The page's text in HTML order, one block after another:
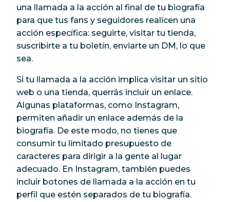
una llamada a la acción al final de tu biografía
para que tus fans y seguidores realicen una
acción específica: seguirte, visitar tu tienda,
suscribirte a tu boletín, enviarte un DM, lo que
sea.
Si tu llamada a la acción implica visitar un sitio
web o una tienda, querrás incluir un enlace.
Algunas plataformas, como Instagram,
permiten añadir un enlace además de la
biografía. De este modo, no tienes que
consumir tu limitado presupuesto de
caracteres para dirigir a la gente al lugar
adecuado. En Instagram, también puedes
incluir botones de llamada a la acción en tu
perfil que estén separados de tu biografía.